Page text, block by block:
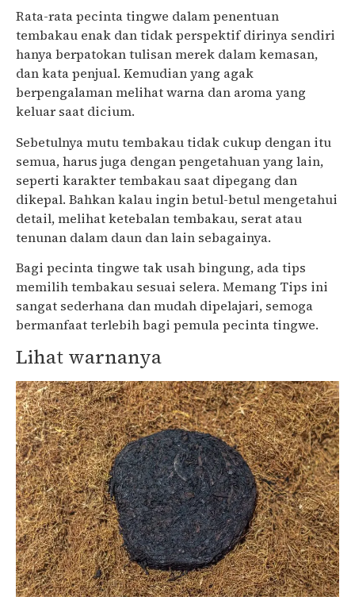
Rata-rata pecinta tingwe dalam penentuan
tembakau enak dan tidak perspektif dirinya sendiri
hanya berpatokan tulisan merek dalam kemasan,
dan kata penjual. Kemudian yang agak
berpengalaman melihat warna dan aroma yang
keluar saat dicium.
Sebetulnya mutu tembakau tidak cukup dengan itu
semua, harus juga dengan pengetahuan yang lain,
seperti karakter tembakau saat dipegang dan
dikepal. Bahkan kalau ingin betul-betul mengetahui
detail, melihat ketebalan tembakau, serat atau
tenunan dalam daun dan lain sebagainya.
Bagi pecinta tingwe tak usah bingung, ada tips
memilih tembakau sesuai selera. Memang Tips ini
sangat sederhana dan mudah dipelajari, semoga
bermanfaat terlebih bagi pemula pecinta tingwe.
Lihat warnanya